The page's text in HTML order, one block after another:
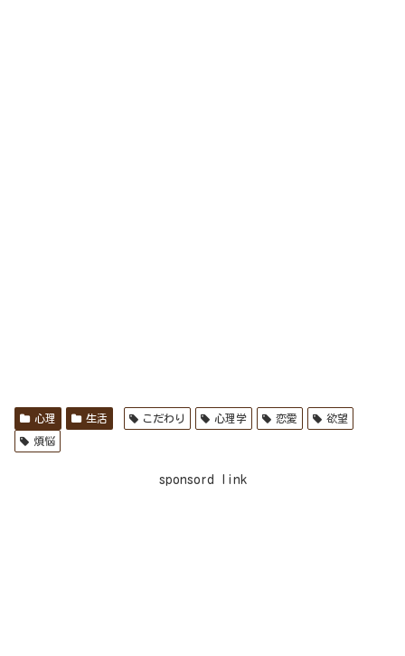
心理 生活 こだわり 心理学 恋愛 欲望
煩悩
sponsord link